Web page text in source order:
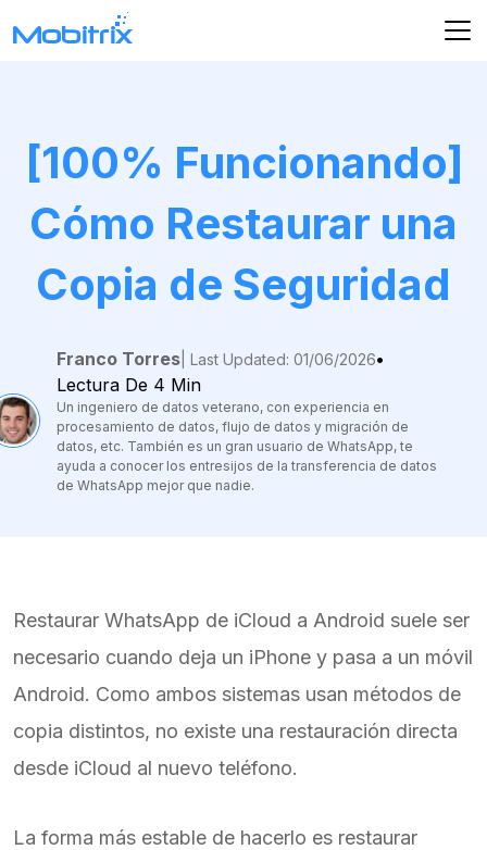
[100% Funcionando]
Cómo Restaurar una
Copia de Seguridad
Franco Torres | Last Updated: 01/06/2026•
Lectura De 4 Min
Un ingeniero de datos veterano, con experiencia en
procesamiento de datos, flujo de datos y migración de
datos, etc. También es un gran usuario de WhatsApp, te
ayuda a conocer los entresijos de la transferencia de datos
de WhatsApp mejor que nadie.
Restaurar WhatsApp de iCloud a Android suele ser
necesario cuando deja un iPhone y pasa a un móvil
Android. Como ambos sistemas usan métodos de
copia distintos, no existe una restauración directa
desde iCloud al nuevo teléfono.
La forma más estable de hacerlo es restaurar